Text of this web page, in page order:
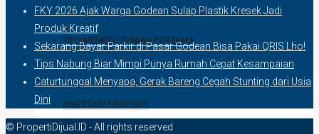
TIPS MEMBELI RUMAH PERTAMA
INVESTASI PROPERTI
FKY 2026 Ajak Warga Godean Sulap Plastik Kresek Jadi
Produk Kreatif
Sekarang Bayar Parkir di Pasar Godean Bisa Pakai QRIS Lho!
Tips Nabung Biar Mimpi Punya Rumah Cepat Kesampaian
Caturtunggal Menyapa, Gerak Bareng Cegah Stunting dari Usia
Dini
© PropertiDijual.ID - All rights reserved